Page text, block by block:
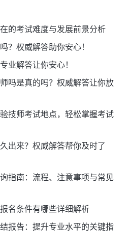
的考试难度与发展前景分析
？权威解答助你安心！
业解答让你安心！
吗是真的吗？权威解答让你放
技师考试地点，轻松掌握考试
出来？权威解答帮你及时了
指南：流程、注意事项与常见
名条件有哪些详细解析
报告：提升专业水平的关键指